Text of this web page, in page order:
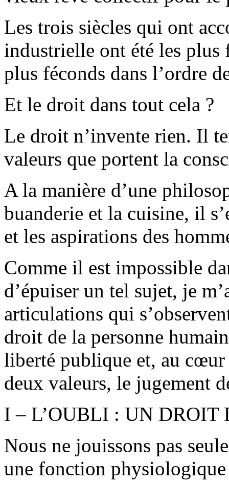
Les trois siècles qui ont
industrielle ont été les
plus féconds dans l’ordre
Et le droit dans tout cela ?
Le droit n’invente rien. Il
valeurs que portent la
A la manière d’une
buanderie et la cuisine, il
et les aspirations des
Comme il est impossible
d’épuiser un tel sujet, je
articulations qui
droit de la personne
liberté publique et, au
deux valeurs, le jugement
I – L’OUBLI : UN
Nous ne jouissons pas
une fonction physiologique